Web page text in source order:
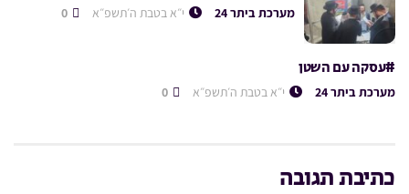
מערכת ביתר 24 י״א בטבת ה׳תשפ״א
#עסקה עם השטן
מערכת ביתר 24 י״א בטבת ה׳תשפ״א
כתיבת תגובה